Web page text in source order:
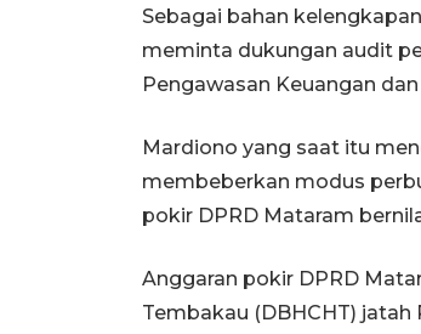
Sebagai bahan
meminta dukungan audit
Pengawasan Keuangan
Mardiono yang saat itu
membeberkan modus
pokir DPRD Mataram
Anggaran pokir DPRD
Tembakau (DBHCHT)